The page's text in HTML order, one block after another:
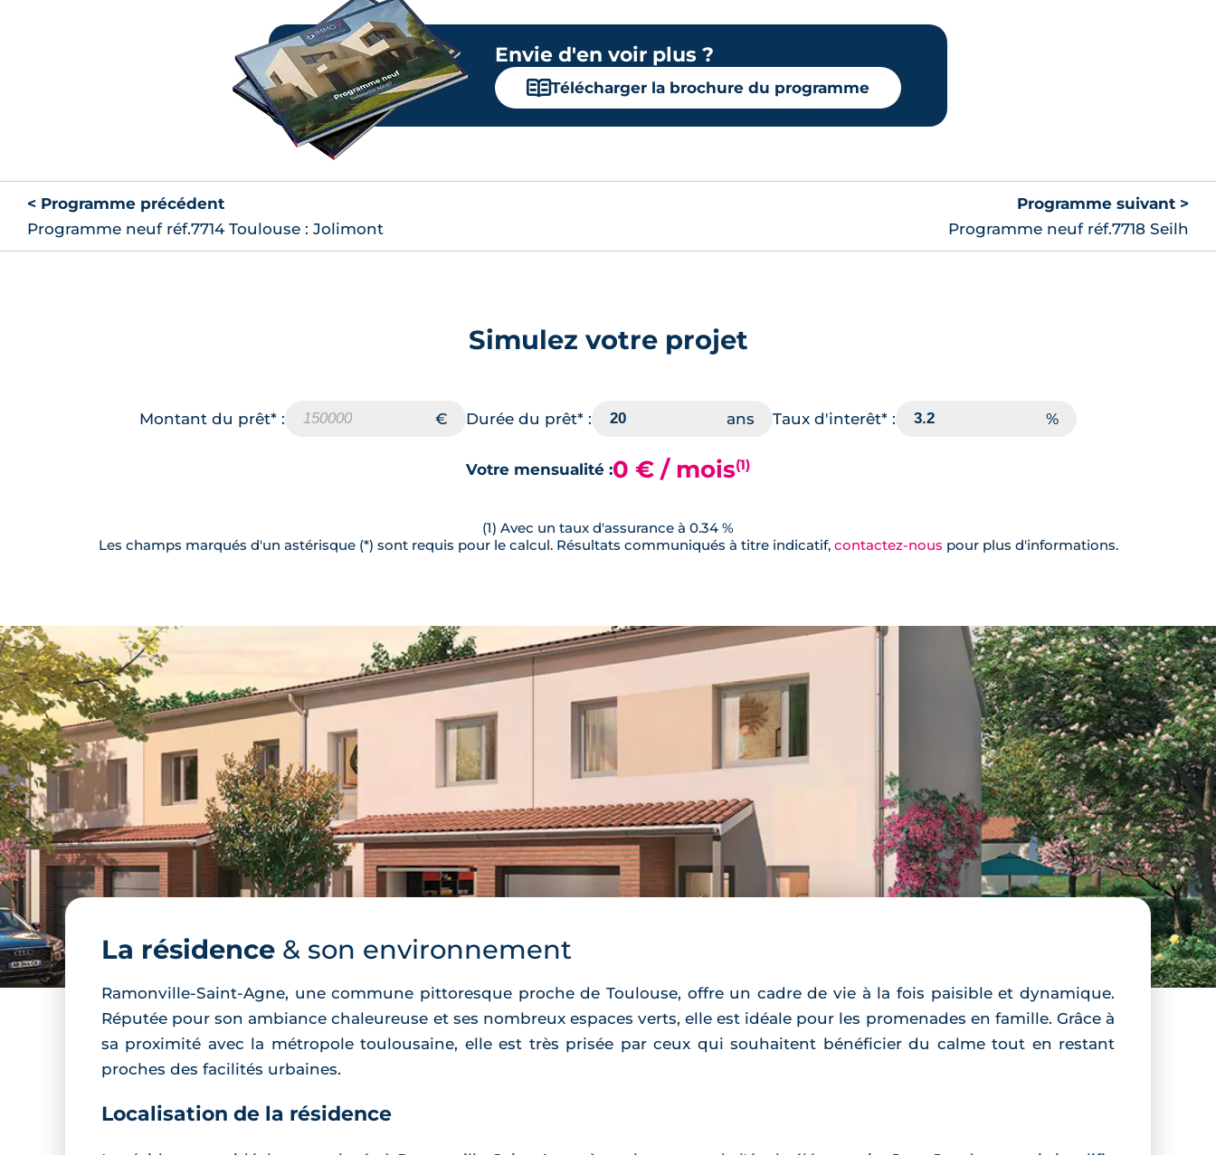
Envie d'en voir plus ?
📖Télécharger la brochure du programme
< Programme précédent
Programme neuf réf.7714 Toulouse : Jolimont
Programme suivant >
Programme neuf réf.7718 Seilh
Simulez votre projet
Montant du prêt* : Durée du prêt* : Taux d'interêt* :
Votre mensualité :0 € / mois(1)
(1) Avec un taux d'assurance à 0.34 %
Les champs marqués d'un astérisque (*) sont requis pour le calcul. Résultats communiqués à titre indicatif, contactez-nous pour plus d'informations.
La résidence & son environnement
Ramonville-Saint-Agne, une commune pittoresque proche de Toulouse, offre un cadre de vie à la fois paisible et dynamique.
Réputée pour son ambiance chaleureuse et ses nombreux espaces verts, elle est idéale pour les promenades en famille. Grâce à
sa proximité avec la métropole toulousaine, elle est très prisée par ceux qui souhaitent bénéficier du calme tout en restant
proches des facilités urbaines.
Localisation de la résidence